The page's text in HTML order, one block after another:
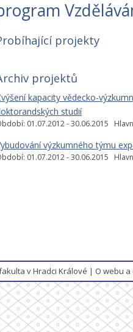
projekty
projektů
kapacity vědecko-
studií
01.07.2012 - 30.06.2015
výzkumného týmu
01.07.2012 - 30.06.2015
v Hradci Králové | O webu a